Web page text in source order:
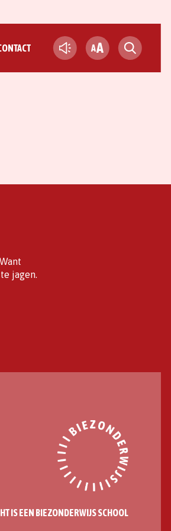
AA
jagen.
IS EEN BIEZONDERWIJS SCHOOL